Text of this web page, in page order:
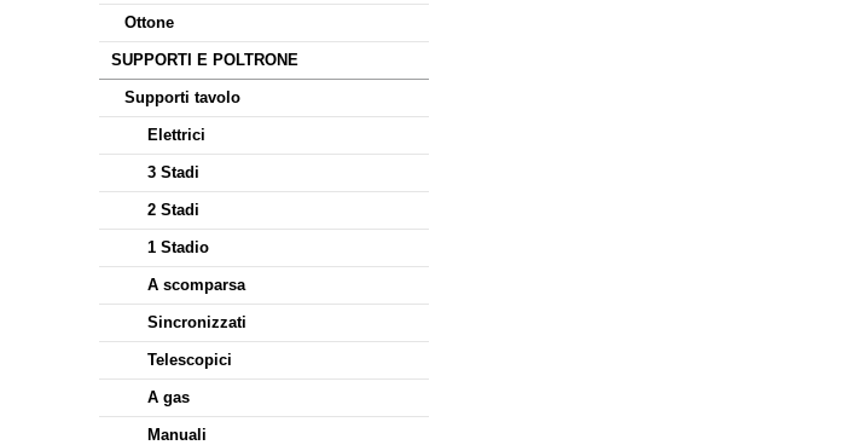
Ottone
SUPPORTI E POLTRONE
Supporti tavolo
Elettrici
3 Stadi
2 Stadi
1 Stadio
A scomparsa
Sincronizzati
Telescopici
A gas
Manuali